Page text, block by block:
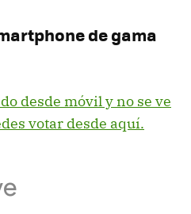
de gama
desde móvil y no se ve
votar desde aquí.